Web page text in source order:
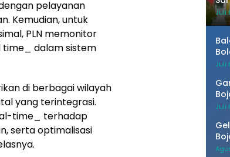
pelayanan
Kemudian, untuk
PLN memonitor
time_ dalam sistem
di berbagai wilayah
yang terintegrasi.
time_ terhadap
serta optimalisasi
Juli
Juli
Juli